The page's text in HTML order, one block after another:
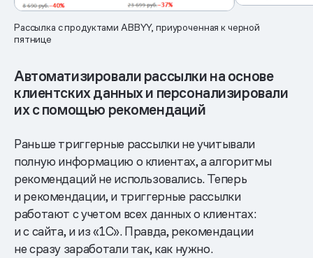
Рассылка с продуктами ABBYY, приуроченная к черной
пятнице
Автоматизировали рассылки на основе
клиентских данных и персонализировали
их с помощью рекомендаций
Раньше триггерные рассылки не учитывали
полную информацию о клиентах, а алгоритмы
рекомендаций не использовались. Теперь
и рекомендации, и триггерные рассылки
работают с учетом всех данных о клиентах:
и с сайта, и из «1С». Правда, рекомендации
не сразу заработали так, как нужно.